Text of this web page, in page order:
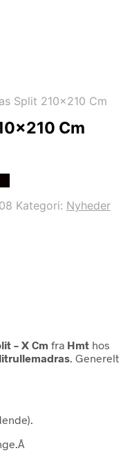
Split 210×210 Cm
Cm
Kategori: Nyheder
– X Cm fra Hmt hos
. Generelt